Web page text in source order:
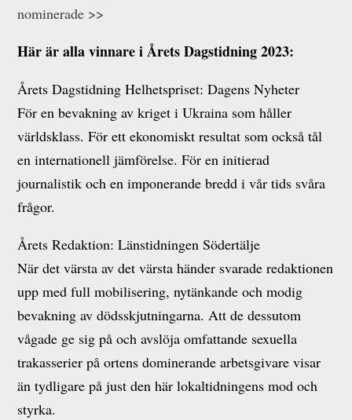
nominerade >>
Här är alla vinnare i Årets Dagstidning 2023:
Årets Dagstidning Helhetspriset: Dagens Nyheter
För en bevakning av kriget i Ukraina som håller
världsklass. För ett ekonomiskt resultat som också tål
en internationell jämförelse. För en initierad
journalistik och en imponerande bredd i vår tids svåra
frågor.
Årets Redaktion: Länstidningen Södertälje
När det värsta av det värsta händer svarade redaktionen
upp med full mobilisering, nytänkande och modig
bevakning av dödsskjutningarna. Att de dessutom
vågade ge sig på och avslöja omfattande sexuella
trakasserier på ortens dominerande arbetsgivare visar
än tydligare på just den här lokaltidningens mod och
styrka.